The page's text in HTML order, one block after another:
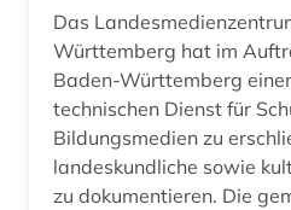
Das
Württemberg hat im
Baden-Württemberg
technischen Dienst für
Bildungsmedien zu
landeskundliche sowie
zu dokumentieren. Die gemeinsame